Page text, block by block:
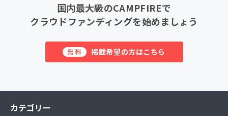
国内最大級のCAMPFIREで
クラウドファンディングを始めましょう
無料 掲載希望の方はこちら
カテゴリー